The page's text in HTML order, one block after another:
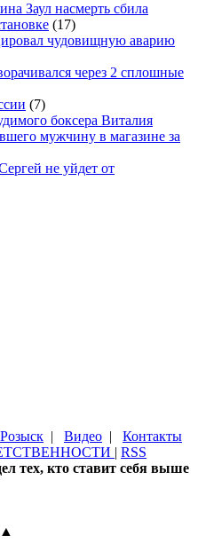
Заул насмерть сбила
(17)
чудовищную аварию
через 2 сплошные
(7)
боксера Виталия
мужчину в магазине за
не уйдет от
Розыск | Видео | Контакты
| RSS
тех, кто ставит себя выше
▲